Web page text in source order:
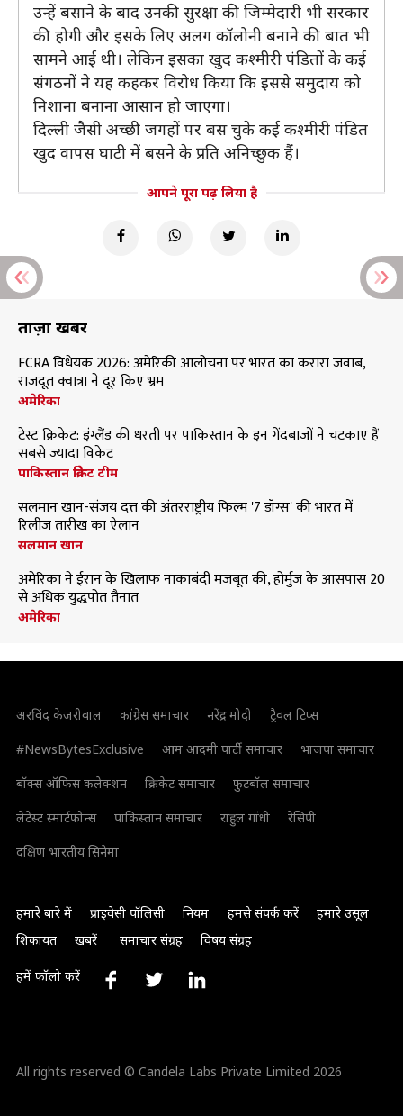
उन्हें बसाने के बाद उनकी सुरक्षा की जिम्मेदारी भी सरकार
की होगी और इसके लिए अलग कॉलोनी बनाने की बात भी
सामने आई थी। लेकिन इसका खुद कश्मीरी पंडितों के कई
संगठनों ने यह कहकर विरोध किया कि इससे समुदाय को
निशाना बनाना आसान हो जाएगा।
दिल्ली जैसी अच्छी जगहों पर बस चुके कई कश्मीरी पंडित
खुद वापस घाटी में बसने के प्रति अनिच्छुक हैं।
आपने पूरा पढ़ लिया है
ताज़ा खबरें
FCRA विधेयक 2026: अमेरिकी आलोचना पर भारत का करारा जवाब,
राजदूत क्वात्रा ने दूर किए भ्रम
अमेरिका
टेस्ट क्रिकेट: इंग्लैंड की धरती पर पाकिस्तान के इन गेंदबाजों ने चटकाए हैं
सबसे ज्यादा विकेट
पाकिस्तान क्रिकेट टीम
सलमान खान-संजय दत्त की अंतरराष्ट्रीय फिल्म '7 डॉग्स' की भारत में
रिलीज तारीख का ऐलान
सलमान खान
अमेरिका ने ईरान के खिलाफ नाकाबंदी मजबूत की, होर्मुज के आसपास 20
से अधिक युद्धपोत तैनात
अमेरिका
अरविंद केजरीवाल कांग्रेस समाचार नरेंद्र मोदी
ट्रैवल टिप्स
#NewsBytesExclusive
आम आदमी पार्टी समाचार
भाजपा समाचार
बॉक्स ऑफिस कलेक्शन
क्रिकेट समाचार
फुटबॉल समाचार
लेटेस्ट स्मार्टफोन्स
पाकिस्तान समाचार राहुल गांधी
रेसिपी
दक्षिण भारतीय सिनेमा
हमारे बारे में प्राइवेसी पॉलिसी नियम हमसे संपर्क करें
हमारे उसूल
शिकायत
खबरें समाचार संग्रह विषय संग्रह
हमें फॉलो करें
All rights reserved © Candela Labs Private Limited 2026